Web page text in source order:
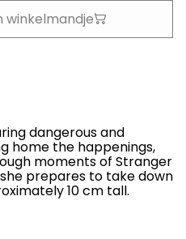
winkelmandje
dangerous and
home the happenings,
moments of Stranger
prepares to take down
10 cm tall.